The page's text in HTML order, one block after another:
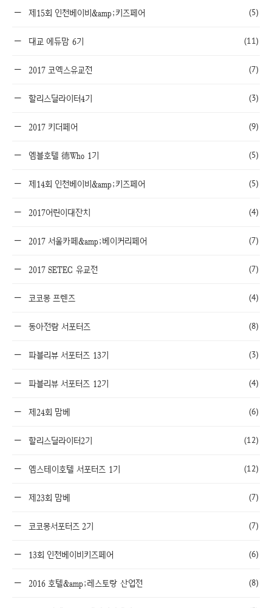
제15회 인천베이비&amp;키즈페어 (5)
대교 에듀맘 6기 (11)
2017 코엑스유교전 (7)
할리스딜라이터4기 (3)
2017 키더페어 (9)
엠블호텔 德Who 1기 (5)
제14회 인천베이비&amp;키즈페어 (5)
2017어린이대잔치 (4)
2017 서울카페&amp;베이커리페어 (7)
2017 SETEC 유교전 (7)
코코몽 프렌즈 (4)
동아전람 서포터즈 (8)
파블리뷰 서포터즈 13기 (3)
파블리뷰 서포터즈 12기 (4)
제24회 맘베 (6)
할리스딜라이터2기 (12)
엠스테이호텔 서포터즈 1기 (12)
제23회 맘베 (7)
코코몽서포터즈 2기 (7)
13회 인천베이비키즈페어 (6)
2016 호텔&amp;레스토랑 산업전 (8)